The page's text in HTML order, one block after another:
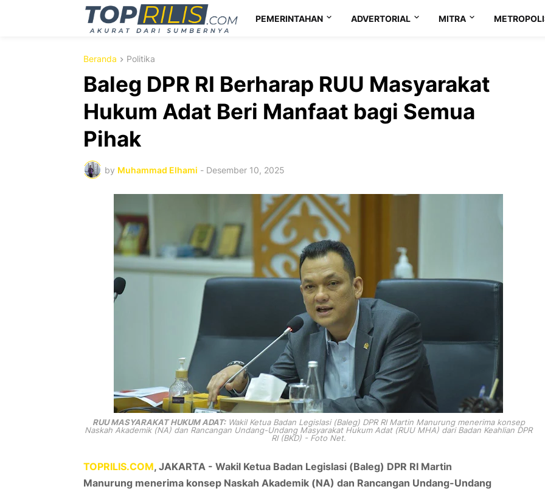
PEMERINTAHAN ADVERTORIAL MITRA
Beranda Politika
Baleg DPR RI Berharap RUU Masyarakat
Hukum Adat Beri Manfaat bagi Semua
Pihak
by Muhammad Elhami - Desember 10, 2025
RUU MASYARAKAT HUKUM ADAT: Wakil Ketua Badan Legislasi (Baleg) DPR RI Martin Manurung menerima konsep
Naskah Akademik (NA) dan Rancangan Undang-Undang Masyarakat Hukum Adat (RUU MHA) dari Badan Keahlian DPR
RI (BKD) - Foto Net.
TOPRILIS.COM, JAKARTA - Wakil Ketua Badan Legislasi (Baleg) DPR RI Martin
Manurung menerima konsep Naskah Akademik (NA) dan Rancangan Undang-Undang